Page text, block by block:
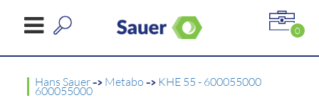
0
Hans Sauer-> Metabo -> KHE 55 - 600055000
600055000